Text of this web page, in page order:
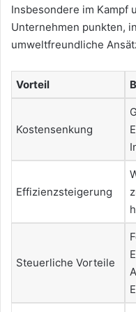
Insbesondere im Kampf
Unternehmen punkten,
umweltfreundliche
Vorteil
Kostensenkung
Effizienzsteigerung
Steuerliche Vorteile